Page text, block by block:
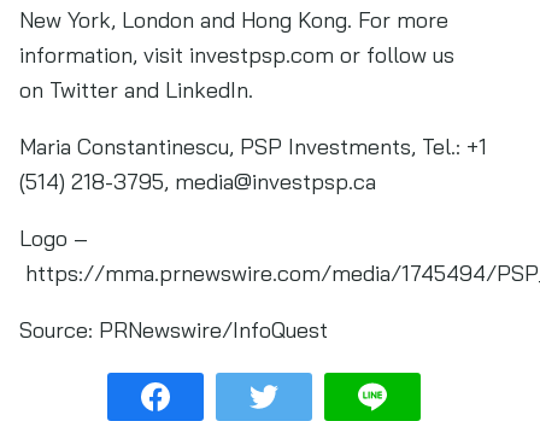
New York, London and Hong Kong. For more
information, visit investpsp.com or follow us
on Twitter and LinkedIn.
Maria Constantinescu, PSP Investments, Tel.: +1
(514) 218-3795, media@investpsp.ca
Logo –
https://mma.prnewswire.com/media/1745494/
Source: PRNewswire/InfoQuest